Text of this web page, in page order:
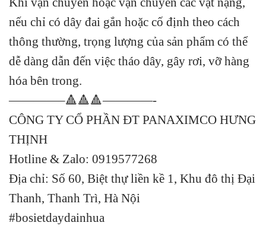
nếu chỉ có dây đai gắn hoặc cố định theo cách
thông thường, trọng lượng của sản phẩm có thể
dễ dàng dẫn đến việc tháo dây, gây rơi, vỡ hàng
hóa bên trong.
————–🔺🔺🔺————-
CÔNG TY CỔ PHẦN ĐT PANAXIMCO HƯNG
THỊNH
Hotline & Zalo: 0919577268
Địa chỉ: Số 60, Biệt thự liền kề 1, Khu đô thị Đại
Thanh, Thanh Trì, Hà Nội
#bosietdaydainhua